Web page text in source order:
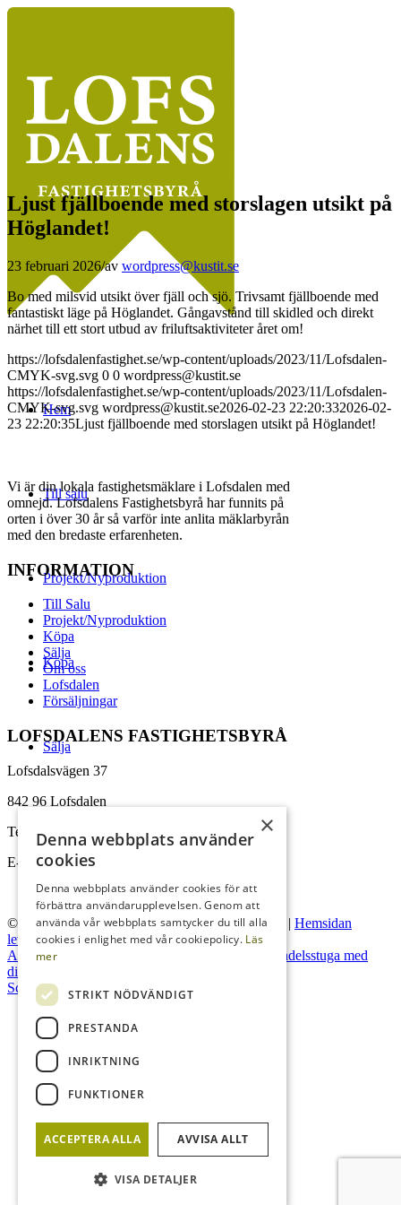
Hem
Till salu
Projekt/Nyproduktion
Köpa
Sälja
Om oss
Lofsdalen
Försäljningar
Sök
Ljust fjällboende med storslagen utsikt på
Höglandet!
23 februari 2026/av wordpress@kustit.se
Bo med milsvid utsikt över fjäll och sjö. Trivsamt fjällboende med
fantastiskt läge på Höglandet. Gångavstånd till skidled och direkt
närhet till ett stort utbud av friluftsaktiviteter året om!
https://lofsdalenfastighet.se/wp-content/uploads/2023/11/Lofsdalen-
CMYK-svg.svg 0 0 wordpress@kustit.se
https://lofsdalenfastighet.se/wp-content/uploads/2023/11/Lofsdalen-
CMYK-svg.svg wordpress@kustit.se2026-02-23 22:20:332026-02-
23 22:20:35Ljust fjällboende med storslagen utsikt på Höglandet!
Vi är din lokala fastighetsmäklare i Lofsdalen med
omnejd. Lofsdalens Fastighetsbyrå har funnits på
orten i över 30 år så varför inte anlita mäklarbyrån
med den bredaste erfarenheten.
INFORMATION
Till Salu
Projekt/Nyproduktion
Köpa
Sälja
Om oss
Lofsdalen
Försäljningar
LOFSDALENS FASTIGHETSBYRÅ
Lofsdalsvägen 37
842 96 Lofsdalen
Tel:
0680-410 32
E-post:info@lofsdalenfastighet.se
© Lofsdalens Fastighetsbyrå AB| Administration | Hemsidan
levereras av Kust IT
Andelsstuga med närhet till aktiviteter året om!
Andelsstuga med
direkt närhet till liftar och skidspår
Scroll to top
×
Denna webbplats använder
cookies
Denna webbplats använder cookies för att
förbättra användarupplevelsen. Genom att
använda vår webbplats samtycker du till alla
cookies i enlighet med vår cookiepolicy. Läs
mer
STRIKT NÖDVÄNDIGT
PRESTANDA
INRIKTNING
FUNKTIONER
ACCEPTERA ALLA AVVISA ALLT
VISA DETALJER